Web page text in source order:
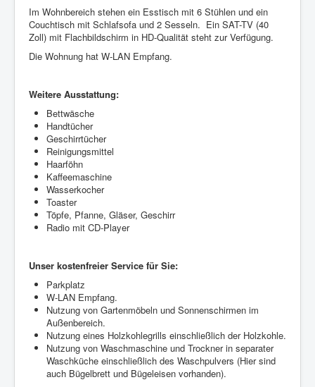
Im Wohnbereich stehen ein Esstisch mit 6 Stühlen und ein
Couchtisch mit Schlafsofa und 2 Sesseln. Ein SAT-TV (40
Zoll) mit Flachbildschirm in HD-Qualität steht zur Verfügung.
Die Wohnung hat W-LAN Empfang.
Weitere Ausstattung:
Bettwäsche
Handtücher
Geschirrtücher
Reinigungsmittel
Haarföhn
Kaffeemaschine
Wasserkocher
Toaster
Töpfe, Pfanne, Gläser, Geschirr
Radio mit CD-Player
Unser kostenfreier Service für Sie:
Parkplatz
W-LAN Empfang.
Nutzung von Gartenmöbeln und Sonnenschirmen im
Außenbereich.
Nutzung eines Holzkohlegrills einschließlich der Holzkohle.
Nutzung von Waschmaschine und Trockner in separater
Waschküche einschließlich des Waschpulvers (Hier sind
auch Bügelbrett und Bügeleisen vorhanden).